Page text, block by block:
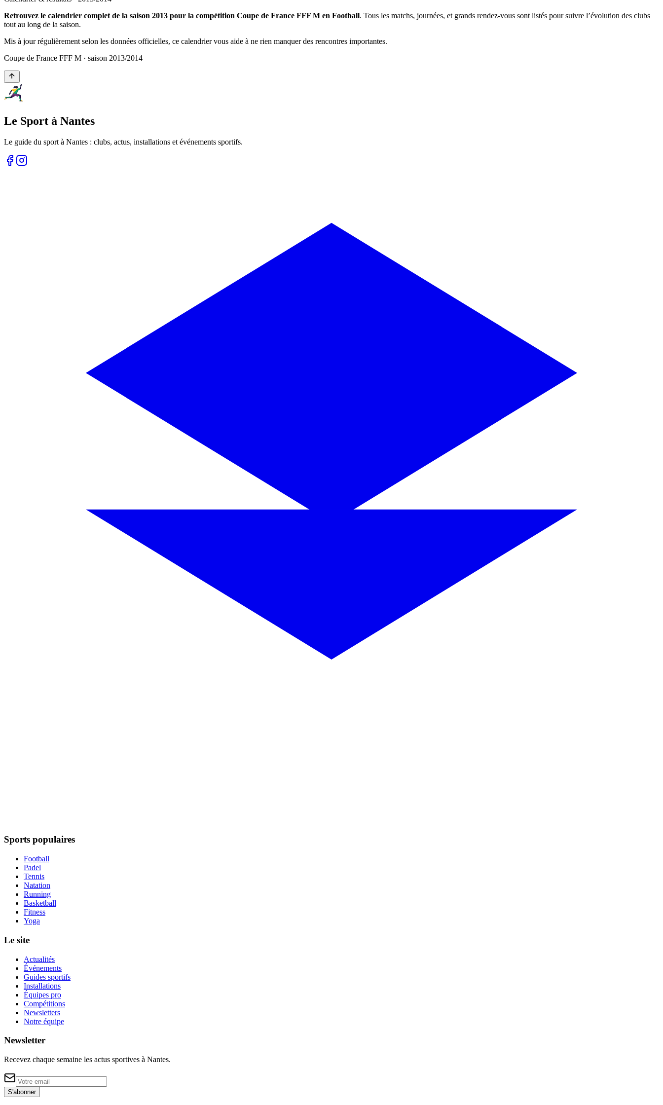
Retrouvez le calendrier complet de la saison 2013 pour la compétition Coupe de France FFF M en Football. Tous les matchs, journées, et grands rendez-vous sont listés pour suivre l’évolution des clubs
tout au long de la saison.
Mis à jour régulièrement selon les données officielles, ce calendrier vous aide à ne rien manquer des rencontres importantes.
Coupe de France FFF M · saison 2013/2014
Le Sport à Nantes
Le guide du sport à Nantes : clubs, actus, installations et événements sportifs.
Sports populaires
Football
Padel
Tennis
Natation
Running
Basketball
Fitness
Yoga
Le site
Actualités
Événements
Guides sportifs
Installations
Équipes pro
Compétitions
Newsletters
Notre équipe
Newsletter
Recevez chaque semaine les actus sportives à Nantes.
S'abonner